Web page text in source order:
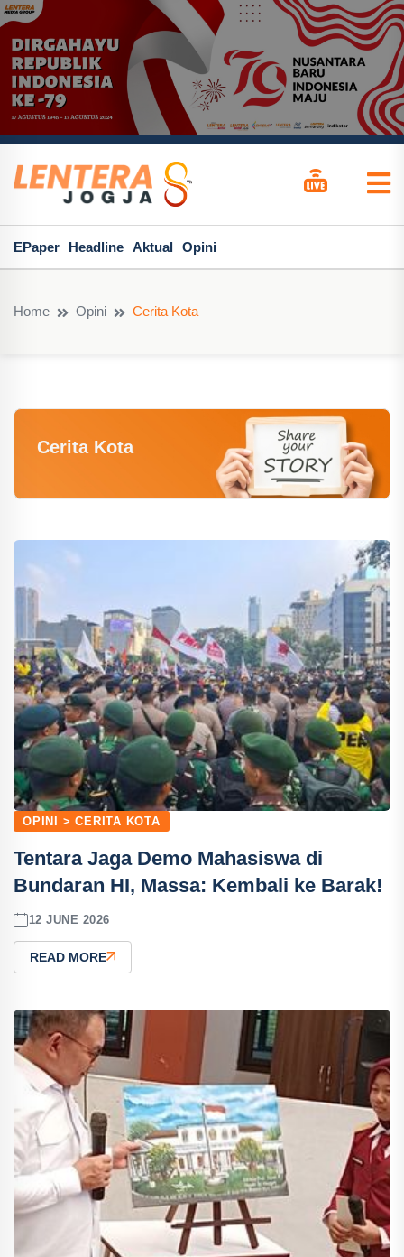
EPaper Headline Aktual Opini
Home Opini Cerita Kota
Cerita Kota
OPINI > CERITA KOTA
Tentara Jaga Demo Mahasiswa di
Bundaran HI, Massa: Kembali ke Barak!
12 JUNE 2026
READ MORE